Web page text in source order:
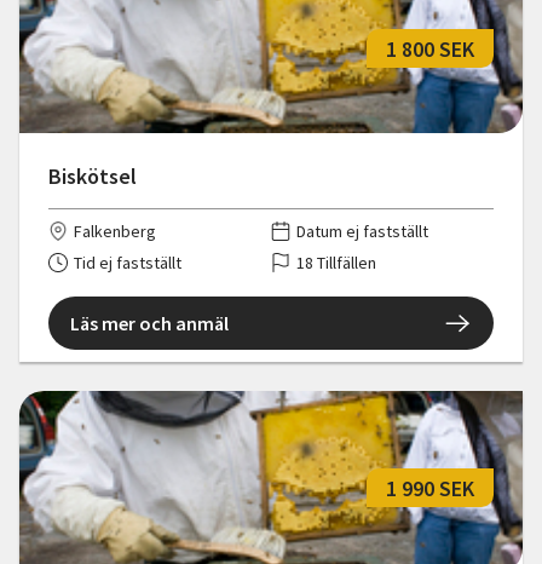
Biskötsel
1 800 SEK
Falkenberg
Datum ej fastställt
Tid ej fastställt
18 Tillfällen
Läs mer och anmäl
1 990 SEK